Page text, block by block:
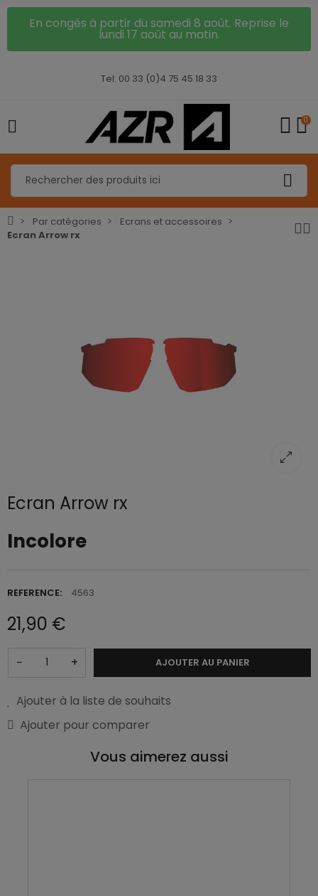
En congés à partir du samedi 8 août. Reprise le
lundi 17 août au matin.
Tel: 00 33 (0)4 75 45 18 33
0
Par catégories
Ecrans et accessoires
Ecran Arrow rx
Ecran Arrow rx
Incolore
REFERENCE: 4563
21,90 €
− + AJOUTER AU PANIER
Ajouter à la liste de souhaits
Ajouter pour comparer
Vous aimerez aussi